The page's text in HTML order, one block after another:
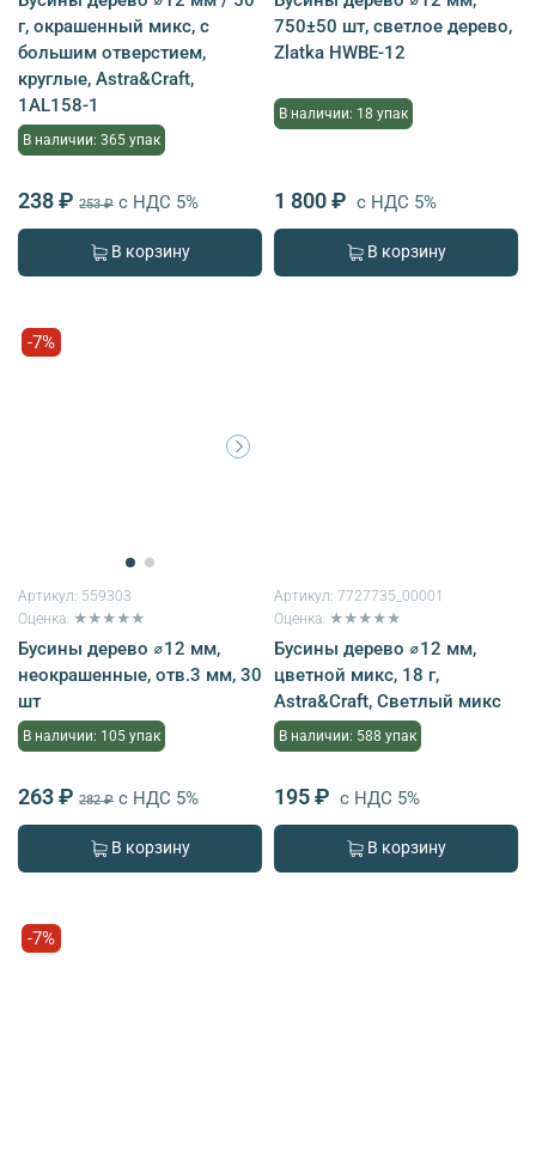
г, окрашенный микс, с
большим отверстием,
круглые, Astra&Craft,
1AL158-1
В наличии: 365 упак
238 ₽ 253 ₽ с НДС 5%
В корзину
750±50 шт, светлое дерево,
Zlatka HWBE-12
В наличии: 18 упак
1 800 ₽ с НДС 5%
В корзину
-7%
Артикул: 559303
Оценка: ★★★★★
Бусины дерево ⌀12 мм,
неокрашенные, отв.3 мм, 30
шт
В наличии: 105 упак
263 ₽ 282 ₽ с НДС 5%
В корзину
Артикул: 7727735_00001
Оценка: ★★★★★
Бусины дерево ⌀12 мм,
цветной микс, 18 г,
Astra&Craft, Светлый микс
В наличии: 588 упак
195 ₽ с НДС 5%
В корзину
-7%